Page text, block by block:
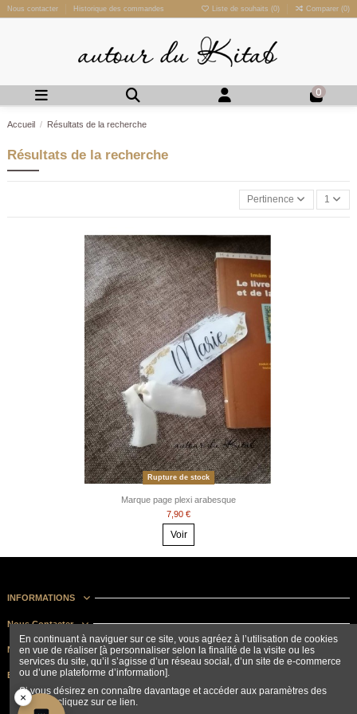
Nous contacter Historique des commandes Liste de souhaits (0) Comparer (0)
0
Accueil Résultats de la recherche
Résultats de la recherche
Pertinence 1
Rupture de stock
Marque page plexi arabesque
7,90 €
Voir
INFORMATIONS
Nous Contacter
Nous suivre
Bulletin d'information
×
En continuant à naviguer sur ce site, vous agréez à l’utilisation de cookies
en vue de réaliser [à personnaliser selon la finalité de la visite ou les
services du site, qu’il s’agisse d’un réseau social, d’un site de e-commerce
ou d’une plateforme d’information].
Si vous désirez en connaître davantage et accéder aux paramètres des
cookies, cliquez sur ce lien.